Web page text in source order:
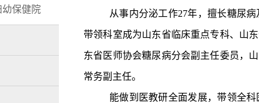
幼保健院 从事内分泌工作27年，擅长糖尿
带领科室成为山东省临床重点专科、山
东省医师协会糖尿病分会副主任委员，
常务副主任。
能做到医教研全面发展，带领全